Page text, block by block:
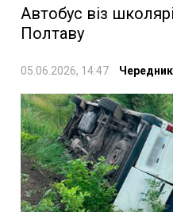
Автобус віз
Полтаву
05.06.2026, 14:47 Чередник